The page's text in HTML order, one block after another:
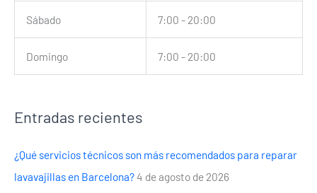
Sábado 7:00 - 20:00
Domingo 7:00 - 20:00
Entradas recientes
¿Qué servicios técnicos son más recomendados para reparar
lavavajillas en Barcelona?4 de agosto de 2026